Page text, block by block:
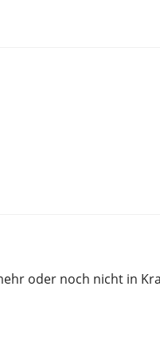
oder noch nicht in